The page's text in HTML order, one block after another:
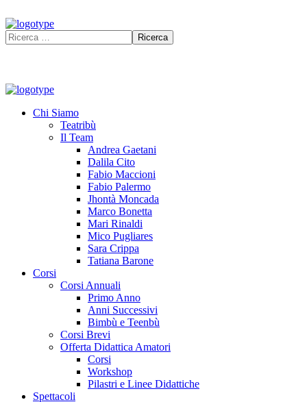
Chi Siamo
Teatribù
Il Team
Andrea Gaetani
Dalila Cito
Fabio Maccioni
Fabio Palermo
Jhontà Moncada
Marco Bonetta
Mari Rinaldi
Mico Pugliares
Sara Crippa
Tatiana Barone
Corsi
Corsi Annuali
Primo Anno
Anni Successivi
Bimbù e Teenbù
Corsi Brevi
Offerta Didattica Amatori
Corsi
Workshop
Pilastri e Linee Didattiche
Spettacoli